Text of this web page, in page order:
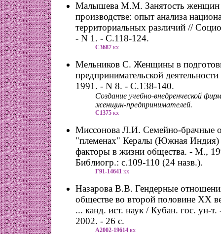
Малышева М.М. Занятость женщин
производстве: опыт анализа
территориальных различий //
- N 1. - С.118-124.
С3687 кх
Мельников С. Женщины в
предпринимательской
1991. - N 8. - С.138-140.
Создание учебно-внедренческой
женщин-предпринимателей.
С1375 кх
Миссонова Л.И. Семейно-брачные
"племенах" Кералы (Южная Индия)
факторы в жизни общества. - М.,
Библиогр.: с.109-110 (24 назв.).
Г91-14641 кх
Назарова В.В. Гендерные
обществе во второй половине ХХ
... канд. ист. наук / Кубан. гос. ун-
2002. - 26 с.
А2002-19614 кх